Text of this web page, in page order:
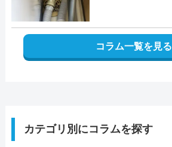
コラム一覧を見る
カテゴリ別にコラムを探す